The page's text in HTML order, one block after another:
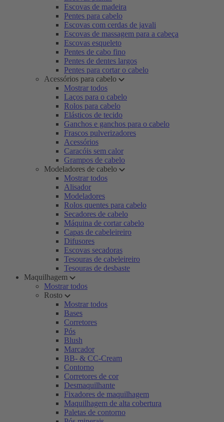
Escovas de madeira
Pentes para cabelo
Escovas com cerdas de javali
Escovas de massagem para a cabeça
Escovas esqueleto
Pentes de cabo fino
Pentes de dentes largos
Pentes para cortar o cabelo
Acessórios para cabelo
Mostrar todos
Laços para o cabelo
Rolos para cabelo
Elásticos de tecido
Ganchos e ganchos para o cabelo
Frascos pulverizadores
Acessórios
Caracóis sem calor
Grampos de cabelo
Modeladores de cabelo
Mostrar todos
Alisador
Modeladores
Rolos quentes para cabelo
Secadores de cabelo
Máquina de cortar cabelo
Capas de cabeleireiro
Difusores
Escovas secadoras
Tesouras de cabeleireiro
Tesouras de desbaste
Maquilhagem
Mostrar todos
Rosto
Mostrar todos
Bases
Corretores
Pós
Blush
Marcador
BB- & CC-Cream
Contorno
Corretores de cor
Desmaquilhante
Fixadores de maquilhagem
Maquilhagem de alta cobertura
Paletas de contorno